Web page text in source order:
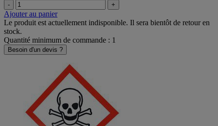
- +
Ajouter au panier
Le produit est actuellement indisponible. Il sera bientôt de retour en
stock.
Quantité minimum de commande : 1
Besoin d'un devis ?